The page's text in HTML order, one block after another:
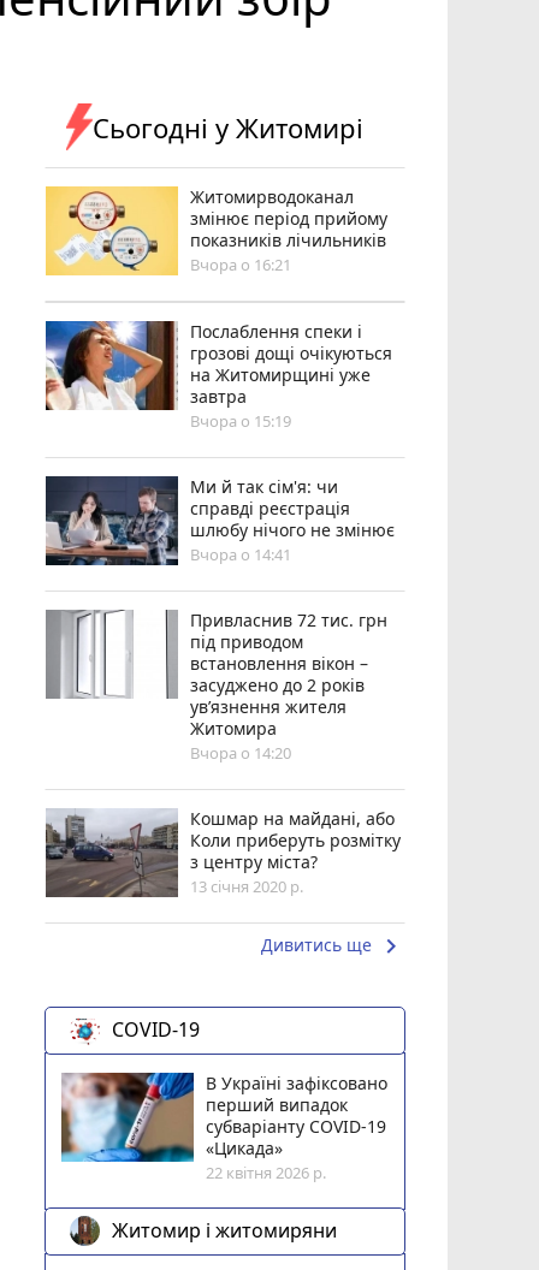
Сьогодні у Житомирі
Житомирводоканал
змінює період прийому
показників лічильників
Вчора о 16:21
Послаблення спеки і
грозові дощі очікуються
на Житомирщині уже
завтра
Вчора о 15:19
Ми й так сім'я: чи
справді реєстрація
шлюбу нічого не змінює
Вчора о 14:41
Привласнив 72 тис. грн
під приводом
встановлення вікон –
засуджено до 2 років
ув’язнення жителя
Житомира
Вчора о 14:20
Кошмар на майдані, або
Коли приберуть розмітку
з центру міста?
13 січня 2020 р.
Дивитись ще keyboard_arrow_right
COVID-19
В Україні зафіксовано
перший випадок
субваріанту COVID-19
«Цикада»
22 квітня 2026 р.
Житомир і житомиряни